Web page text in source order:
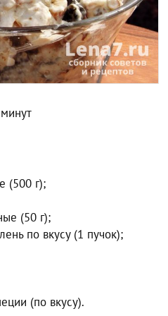
(500 г);
(50 г);
по вкусу (1 пучок);
(по вкусу).